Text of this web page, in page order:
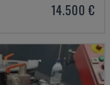
14.500 €